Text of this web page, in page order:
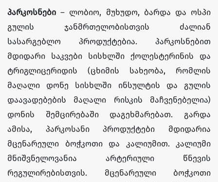
პარკოსნები – ლობიო, მუხუდო, ბარდა და ოსპი
გულის ჯანმრთელობისთვის ძალიან
სასარგებლო პროდუქტებია. პარკოსნებით
მდიდარი საკვები სისხლში ქოლესტერინის და
ტრიგლიცერიდის (ცხიმის სახეობა, რომლის
მაღალი დონე სისხლში ინსულტის და გულის
დაავადებების მაღალი რისკის მაჩვენებელია)
დონის შემცირებაში დაგეხმარებათ. გარდა
ამისა, პარკოსანი პროდუქტები მდიდარია
მცენარეული ბოჭკოთი და კალიუმით. კალიუმი
მნიშვნელოვანია არტერიული წნევის
რეგულირებისთვის. მცენარეული ბოჭკოთი